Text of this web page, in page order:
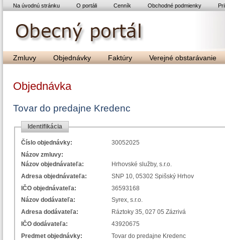
Na úvodnú stránku O portáli Cenník Obchodné podmienky
Zmluvy Objednávky Faktúry Verejné obstarávanie
Objednávka
Tovar do predajne Kredenc
Identifikácia
Číslo objednávky:
30052025
Názov zmluvy:
Názov objednávateľa:
Hrhovské služby, s.r.o.
Adresa objednávateľa:
SNP 10, 05302 Spišský Hrhov
IČO objednávateľa:
36593168
Názov dodávateľa:
Syrex, s.r.o.
Adresa dodávateľa:
Ráztoky 35, 027 05 Zázrivá
IČO dodávateľa:
43920675
Predmet objednávky:
Tovar do predajne Kredenc